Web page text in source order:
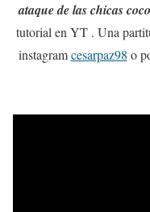
ataque de las chicas
tutorial en YT . Una
instagramcesarpaz98 o